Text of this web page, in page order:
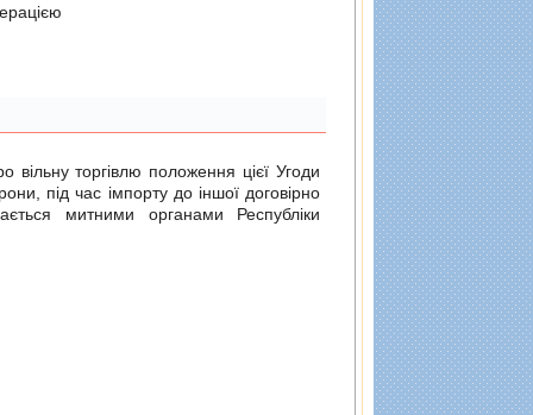
вільну торгівлю положення цієї Угоди
під час імпорту до іншої договірно
митними органами Республіки